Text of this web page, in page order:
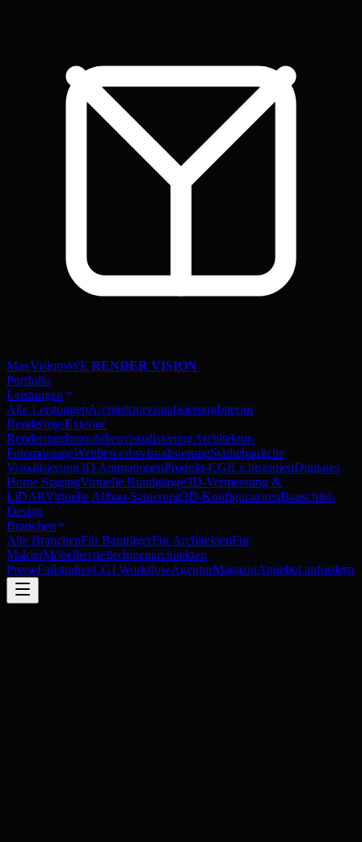
MaxVisionsWE RENDER VISION
Portfolio
Leistungen
Alle LeistungenArchitekturvisualisierungInterior
RenderingsExterior
RenderingsImmobilienvisualisierungArchitektur-
FotomontageWettbewerbsvisualisierungStädtebauliche
Visualisierung3D AnimationenProdukt-CGILichtstudienDigitales
Home StagingVirtuelle Rundgänge3D-Vermessung &
LiDARVirtuelle Altbau-Sanierung3D-KonfiguratorenBauschild-
Design
Branchen
Alle BranchenFür BauträgerFür ArchitektenFür
MaklerMöbelherstellerInnenarchitekten
PreiseFallstudienCGI WorkflowAgenturMagazinAngebot anfordern